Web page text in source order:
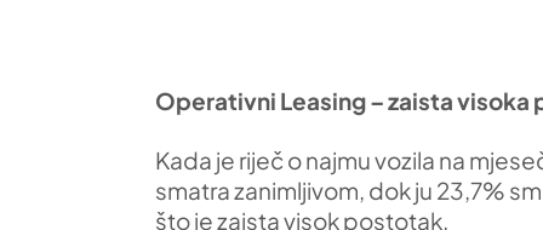
Operativni Leasing – zaista visoka
Kada je riječ o najmu vozila na
smatra zanimljivom, dok ju 23,7%
što je zaista visok postotak.